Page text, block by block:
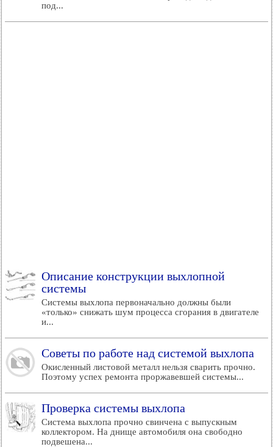
под...
Описание конструкции выхлопной
системы
Системы выхлопа первоначально должны были
«только» снижать шум процесса сгорания в двигателе
и...
Советы по работе над системой выхлопа
Окисленный листовой металл нельзя сварить прочно.
Поэтому успех ремонта проржавевшей системы...
Проверка системы выхлопа
Система выхлопа прочно свинчена с выпускным
коллектором. На днище автомобиля она свободно
подвешена...